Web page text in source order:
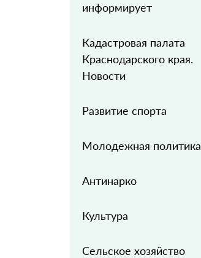
информирует
Кадастровая палата
Краснодарского края.
Новости
Развитие спорта
Молодежная политика
Антинарко
Культура
Сельское хозяйство